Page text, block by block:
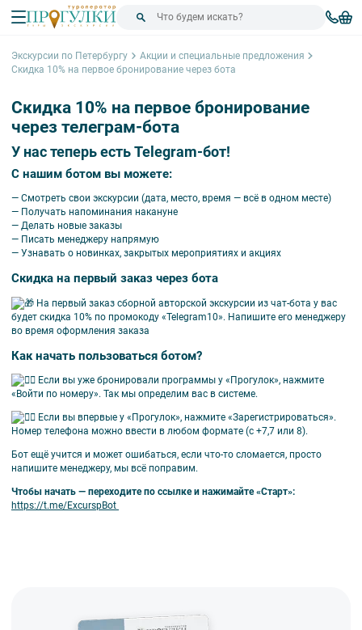
Экскурсии по Петербургу
Акции и специальные предложения
Скидка 10% на первое бронирование через бота
Скидка 10% на первое бронирование
через телеграм-бота
У нас теперь есть Telegram-бот!
С нашим ботом вы можете:
— Смотреть свои экскурсии (дата, место, время — всё в одном месте)
— Получать напоминания накануне
— Делать новые заказы
— Писать менеджеру напрямую
— Узнавать о новинках, закрытых мероприятиях и акциях
Скидка на первый заказ через бота
На первый заказ сборной авторской экскурсии из чат-бота у вас
будет скидка 10% по промокоду «Telegram10». Напишите его менеджеру
во время оформления заказа
Как начать пользоваться ботом?
Если вы уже бронировали программы у «Прогулок», нажмите
«Войти по номеру». Так мы определим вас в системе.
Если вы впервые у «Прогулок», нажмите «Зарегистрироваться».
Номер телефона можно ввести в любом формате (с +7,7 или 8).
Бот ещё учится и может ошибаться, если что-то сломается, просто
напишите менеджеру, мы всё поправим.
Чтобы начать — переходите по ссылке и нажимайте «Старт»:
https://t.me/ExcurspBot